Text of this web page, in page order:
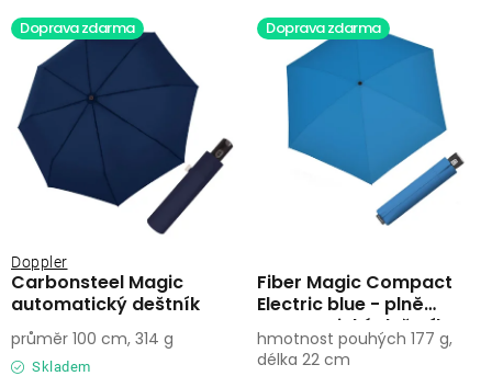
Doprava zdarma
Carbonsteel Magic
automatický deštník
Doppler
Skladem
průměr 100 cm, 314 g
Doprava zdarma
Fiber Magic Compact
Electric blue - plně
automatický deštník
hmotnost pouhých 177 g,
délka 22 cm